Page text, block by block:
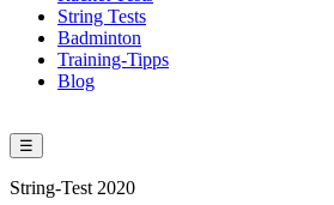
String Tests
Badminton
Training-Tipps
Blog
☰
String-Test 2020